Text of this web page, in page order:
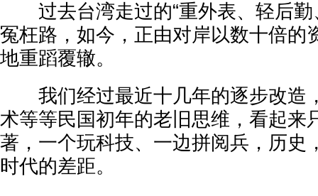
过去台湾走过的“重外表、轻后勤
冤枉路，如今，正由对岸以数十倍的
地重蹈覆辙。
我们经过最近十几年的逐步改造
术等等民国初年的老旧思维，看起来
著，一个玩科技、一边拼阅兵，历史
时代的差距。